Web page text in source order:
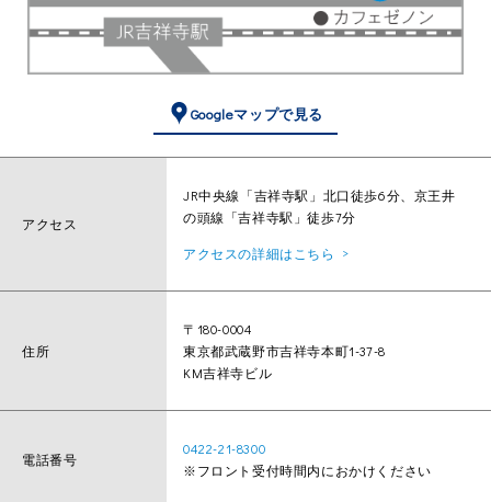
Googleマップで見る
アクセス
JR中央線「吉祥寺駅」北口徒歩6分、京王井
の頭線「吉祥寺駅」徒歩7分
アクセスの詳細はこちら
住所
〒180-0004
東京都武蔵野市吉祥寺本町1-37-8
KM吉祥寺ビル
電話番号
0422-21-8300
※フロント受付時間内におかけください